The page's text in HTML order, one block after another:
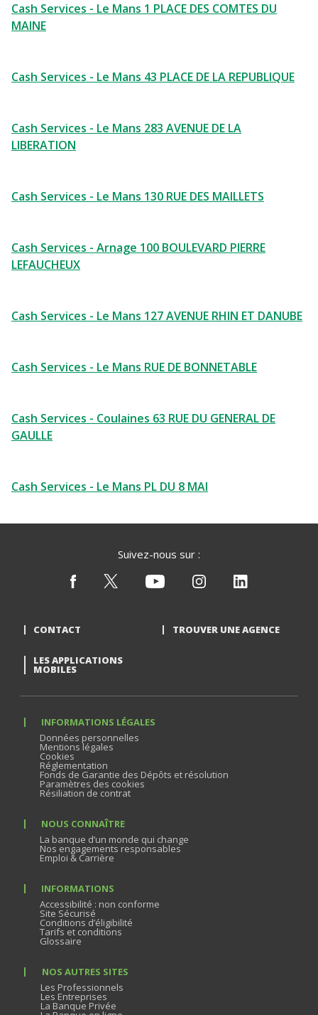
Cash Services - Le Mans 1 PLACE DES COMTES DU
MAINE
Cash Services - Le Mans 43 PLACE DE LA REPUBLIQUE
Cash Services - Le Mans 283 AVENUE DE LA
LIBERATION
Cash Services - Le Mans 130 RUE DES MAILLETS
Cash Services - Arnage 100 BOULEVARD PIERRE
LEFAUCHEUX
Cash Services - Le Mans 127 AVENUE RHIN ET DANUBE
Cash Services - Le Mans RUE DE BONNETABLE
Cash Services - Coulaines 63 RUE DU GENERAL DE
GAULLE
Cash Services - Le Mans PL DU 8 MAI
Suivez-nous sur :
CONTACT TROUVER UNE AGENCE
LES APPLICATIONS
MOBILES
INFORMATIONS LÉGALES
Données personnelles
Mentions légales
Cookies
Réglementation
Fonds de Garantie des Dépôts et résolution
Paramètres des cookies
Résiliation de contrat
NOUS CONNAÎTRE
La banque d’un monde qui change
Nos engagements responsables
Emploi & Carrière
INFORMATIONS
Accessibilité : non conforme
Site Sécurisé
Conditions d’éligibilité
Tarifs et conditions
Glossaire
NOS AUTRES SITES
Les Professionnels
Les Entreprises
La Banque Privée